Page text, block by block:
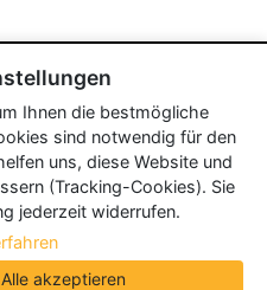
Ihnen die bestmögliche
sind notwendig für den
uns, diese Website und
(Tracking-Cookies). Sie
jederzeit widerrufen.
Alle akzeptieren